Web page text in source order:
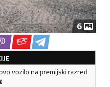
6
vozilo na premijski razred